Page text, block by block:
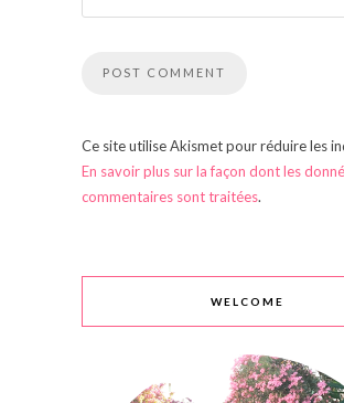
Ce site utilise Akismet pour réduire les
En savoir plus sur la façon dont les
commentaires sont traitées.
WELCOME